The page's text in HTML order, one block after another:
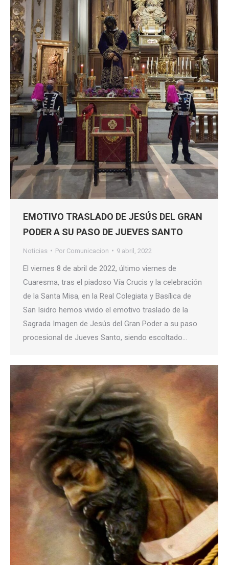
EMOTIVO TRASLADO DE JESÚS DEL GRAN
PODER A SU PASO DE JUEVES SANTO
Noticias Por Comunicacion 9 abril, 2022
El viernes 8 de abril de 2022, último viernes de
Cuaresma, tras el piadoso Vía Crucis y la celebración
de la Santa Misa, en la Real Colegiata y Basílica de
San Isidro hemos vivido el emotivo traslado de la
Sagrada Imagen de Jesús del Gran Poder a su paso
procesional de Jueves Santo, siendo escoltado…